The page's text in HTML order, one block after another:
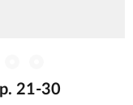
21-30